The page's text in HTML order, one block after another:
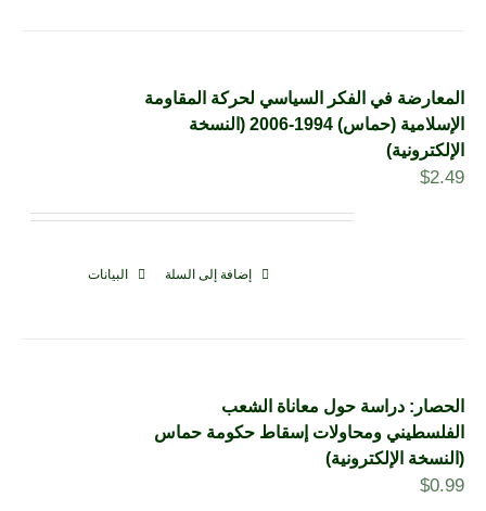
المعارضة في الفكر السياسي لحركة المقاومة
الإسلامية (حماس) 1994-2006 (النسخة
الإلكترونية)
$2.49
إضافة إلى السلة البيانات
الحصار: دراسة حول معاناة الشعب
الفلسطيني ومحاولات إسقاط حكومة حماس
(النسخة الإلكترونية)
$0.99